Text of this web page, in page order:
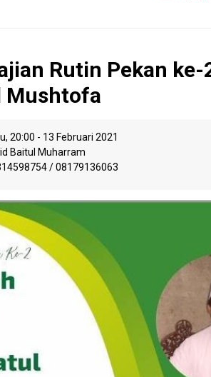
Rutin Pekan
Mushtofa
20:00 - 13 Februari 2021
Baitul Muharram
/ 08179136063